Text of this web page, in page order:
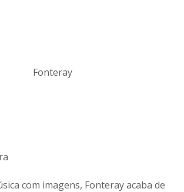
Fonteray
com imagens, Fonteray acaba de